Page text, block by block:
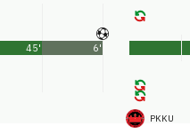
45' 6'
PKKU